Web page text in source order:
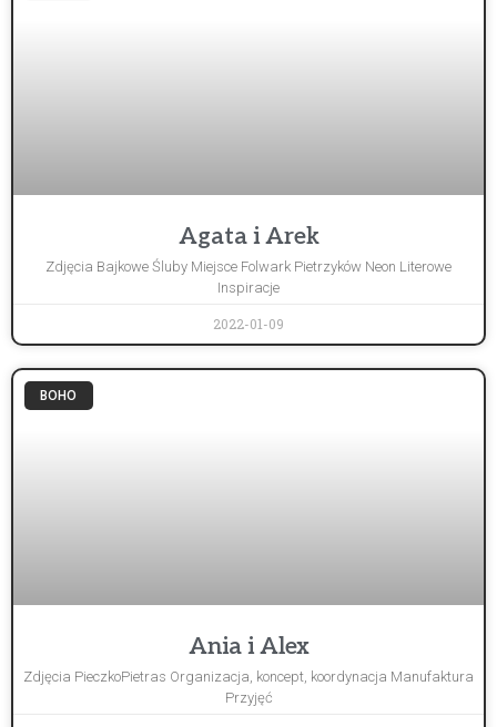
Agata i Arek
Zdjęcia Bajkowe Śluby Miejsce Folwark Pietrzyków Neon Literowe
Inspiracje
2022-01-09
BOHO
Ania i Alex
Zdjęcia PieczkoPietras Organizacja, koncept, koordynacja Manufaktura
Przyjęć